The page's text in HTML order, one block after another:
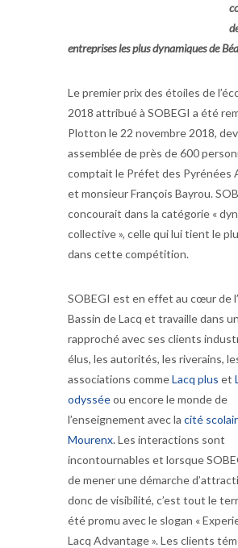
entreprises les plus dynamiques de
Le premier prix des étoiles de
2018 attribué à SOBEGI a été
Plotton le 22 novembre 2018,
assemblée de près de 600
comptait le Préfet des Pyrénées
et monsieur François Bayrou.
concourait dans la catégorie «
collective », celle qui lui tient le
dans cette compétition.
SOBEGI est en effet au cœur de
Bassin de Lacq et travaille dans
rapproché avec ses clients
élus, les autorités, les riverains,
associations commeLacq plus et
odysséeou encore le monde de
l’enseignement avec la cité
Mourenx. Les interactions sont
incontournables et lorsque
de mener une démarche
donc de visibilité, c’est tout le
été promu avec le slogan «
Lacq Advantage ». Les clients